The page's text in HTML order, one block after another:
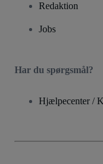
Redaktion
Jobs
Har du spørgsmål?
Hjælpecenter /